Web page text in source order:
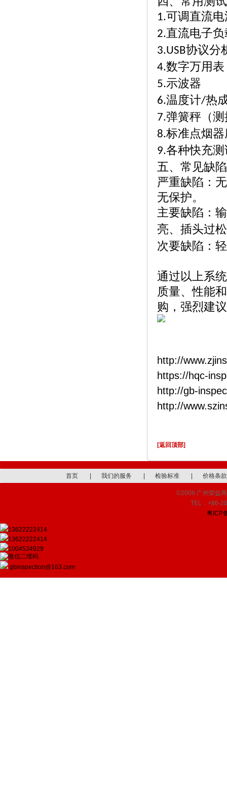
1.可调直流
2.直流电子负
3.USB协议分
4.数字万用表
5.示波器
6.温度计/热
7.弹簧秤（
8.标准点烟
9.各种快充
五、常见缺陷
严重缺陷：
无保护。
主要缺陷：
亮、插头过松
次要缺陷：
通过以上系
质量、性能
购，强烈建
http://
https://hqc-
http://gb-
http://
[返回顶部]
首页 我们的服务 检验标准 价格条款
©2009 广州荣益
TEL：+86-
粤ICP
13622222414
13622222414
1004534929
gbinspection@163.com